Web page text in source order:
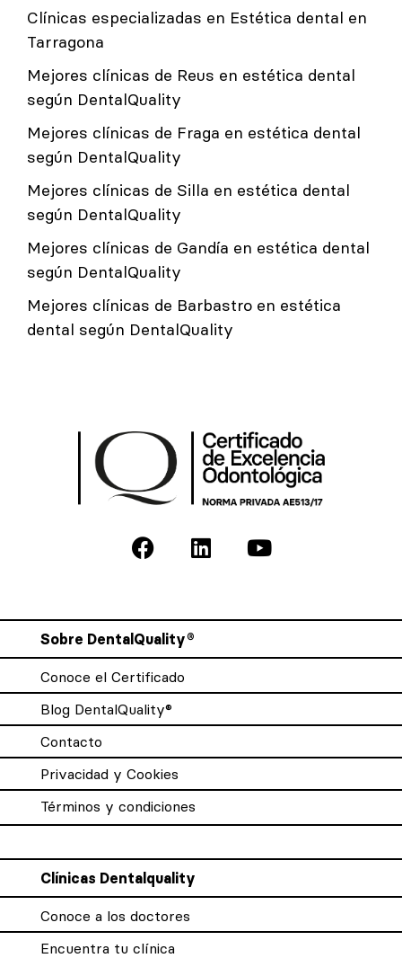
Clínicas especializadas en Estética dental en
Tarragona
Mejores clínicas de Reus en estética dental
según DentalQuality
Mejores clínicas de Fraga en estética dental
según DentalQuality
Mejores clínicas de Silla en estética dental
según DentalQuality
Mejores clínicas de Gandía en estética dental
según DentalQuality
Mejores clínicas de Barbastro en estética
dental según DentalQuality
Sobre DentalQuality®
Conoce el Certificado
Blog DentalQuality®
Contacto
Privacidad y Cookies
Términos y condiciones
Clínicas Dentalquality
Conoce a los doctores
Encuentra tu clínica